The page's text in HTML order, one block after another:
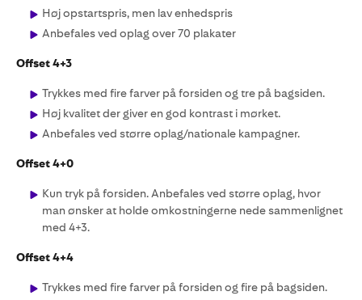
Høj opstartspris, men lav enhedspris
Anbefales ved oplag over 70 plakater
Offset 4+3
Trykkes med fire farver på forsiden og tre på bagsiden.
Høj kvalitet der giver en god kontrast i mørket.
Anbefales ved større oplag/nationale kampagner.
Offset 4+0
Kun tryk på forsiden. Anbefales ved større oplag, hvor
man ønsker at holde omkostningerne nede sammenlignet
med 4+3.
Offset 4+4
Trykkes med fire farver på forsiden og fire på bagsiden.